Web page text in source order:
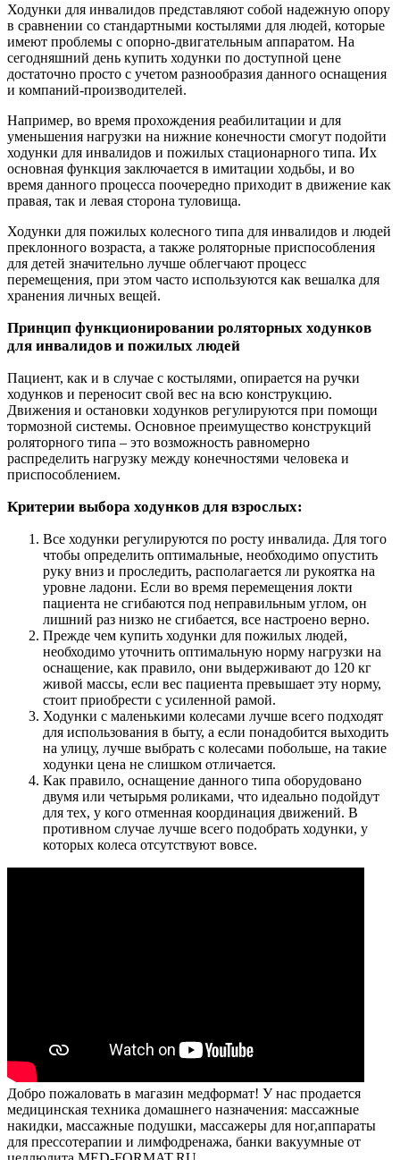
Ходунки для инвалидов представляют собой надежную опору
в сравнении со стандартными костылями для людей, которые
имеют проблемы с опорно-двигательным аппаратом. На
сегодняшний день купить ходунки по доступной цене
достаточно просто с учетом разнообразия данного оснащения
и компаний-производителей.
Например, во время прохождения реабилитации и для
уменьшения нагрузки на нижние конечности смогут подойти
ходунки для инвалидов и пожилых стационарного типа. Их
основная функция заключается в имитации ходьбы, и во
время данного процесса поочередно приходит в движение как
правая, так и левая сторона туловища.
Ходунки для пожилых колесного типа для инвалидов и людей
преклонного возраста, а также роляторные приспособления
для детей значительно лучше облегчают процесс
перемещения, при этом часто используются как вешалка для
хранения личных вещей.
Принцип функционировании роляторных ходунков
для инвалидов и пожилых людей
Пациент, как и в случае с костылями, опирается на ручки
ходунков и переносит свой вес на всю конструкцию.
Движения и остановки ходунков регулируются при помощи
тормозной системы. Основное преимущество конструкций
роляторного типа – это возможность равномерно
распределить нагрузку между конечностями человека и
приспособлением.
Критерии выбора ходунков для взрослых:
Все ходунки регулируются по росту инвалида. Для того
чтобы определить оптимальные, необходимо опустить
руку вниз и проследить, располагается ли рукоятка на
уровне ладони. Если во время перемещения локти
пациента не сгибаются под неправильным углом, он
лишний раз низко не сгибается, все настроено верно.
Прежде чем купить ходунки для пожилых людей,
необходимо уточнить оптимальную норму нагрузки на
оснащение, как правило, они выдерживают до 120 кг
живой массы, если вес пациента превышает эту норму,
стоит приобрести с усиленной рамой.
Ходунки с маленькими колесами лучше всего подходят
для использования в быту, а если понадобится выходить
на улицу, лучше выбрать с колесами побольше, на такие
ходунки цена не слишком отличается.
Как правило, оснащение данного типа оборудовано
двумя или четырьмя роликами, что идеально подойдут
для тех, у кого отменная координация движений. В
противном случае лучше всего подобрать ходунки, у
которых колеса отсутствуют вовсе.
Добро пожаловать в магазин медформат! У нас продается
медицинская техника домашнего назначения: массажные
накидки, массажные подушки, массажеры для ног,аппараты
для прессотерапии и лимфодренажа, банки вакуумные от